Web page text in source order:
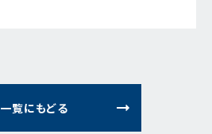
一覧にもどる